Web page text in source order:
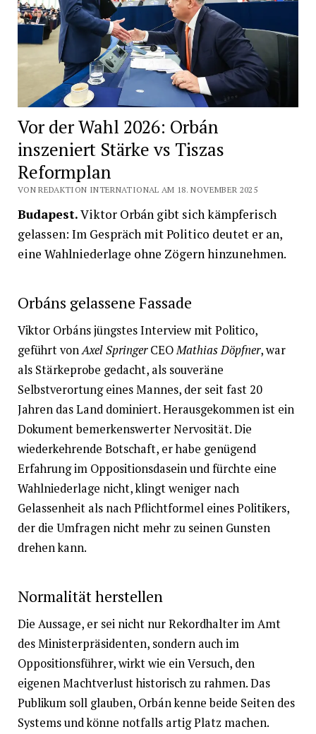
Vor der Wahl 2026: Orbán
inszeniert Stärke vs Tiszas
Reformplan
VON REDAKTION INTERNATIONAL AM 18. NOVEMBER 2025
Budapest.Viktor Orbán gibt sich kämpferisch
gelassen: Im Gespräch mit Politico deutet er an,
eine Wahlniederlage ohne Zögern hinzunehmen.
Orbáns gelassene Fassade
Viktor Orbáns jüngstes Interview mit Politico,
geführt vonAxel SpringerCEOMathias Döpfner, war
als Stärkeprobe gedacht, als souveräne
Selbstverortung eines Mannes, der seit fast 20
Jahren das Land dominiert. Herausgekommen ist ein
Dokument bemerkenswerter Nervosität. Die
wiederkehrende Botschaft, er habe genügend
Erfahrung im Oppositionsdasein und fürchte eine
Wahlniederlage nicht, klingt weniger nach
Gelassenheit als nach Pflichtformel eines Politikers,
der die Umfragen nicht mehr zu seinen Gunsten
drehen kann.
Normalität herstellen
Die Aussage, er sei nicht nur Rekordhalter im Amt
des Ministerpräsidenten, sondern auch im
Oppositionsführer, wirkt wie ein Versuch, den
eigenen Machtverlust historisch zu rahmen. Das
Publikum soll glauben, Orbán kenne beide Seiten des
Systems und könne notfalls artig Platz machen.